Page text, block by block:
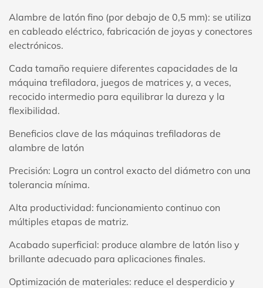
Alambre de latón fino (por debajo de 0,5 mm): se utiliza
en cableado eléctrico, fabricación de joyas y conectores
electrónicos.
Cada tamaño requiere diferentes capacidades de la
máquina trefiladora, juegos de matrices y, a veces,
recocido intermedio para equilibrar la dureza y la
flexibilidad.
Beneficios clave de las máquinas trefiladoras de
alambre de latón
Precisión: Logra un control exacto del diámetro con una
tolerancia mínima.
Alta productividad: funcionamiento continuo con
múltiples etapas de matriz.
Acabado superficial: produce alambre de latón liso y
brillante adecuado para aplicaciones finales.
Optimización de materiales: reduce el desperdicio y